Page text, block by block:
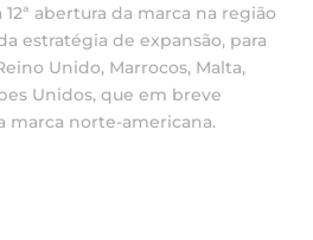
abertura da marca na região
estratégia de expansão, para
Unido, Marrocos, Malta,
Unidos, que em breve
marca norte-americana.